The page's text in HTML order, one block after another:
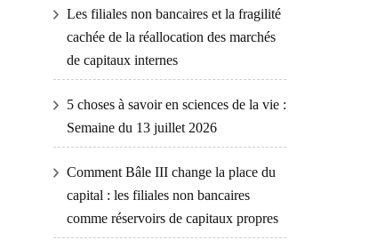
Les filiales non bancaires et la fragilité
cachée de la réallocation des marchés
de capitaux internes
5 choses à savoir en sciences de la vie :
Semaine du 13 juillet 2026
Comment Bâle III change la place du
capital : les filiales non bancaires
comme réservoirs de capitaux propres